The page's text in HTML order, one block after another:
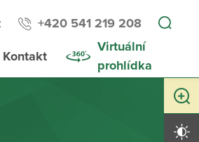
+420 541 219 208
Kontakt
Virtuální
prohlídka